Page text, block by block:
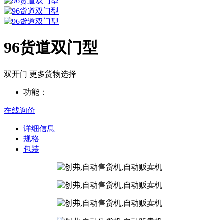
96货道双门型
双开门 更多货物选择
功能：
在线询价
详细信息
规格
包装